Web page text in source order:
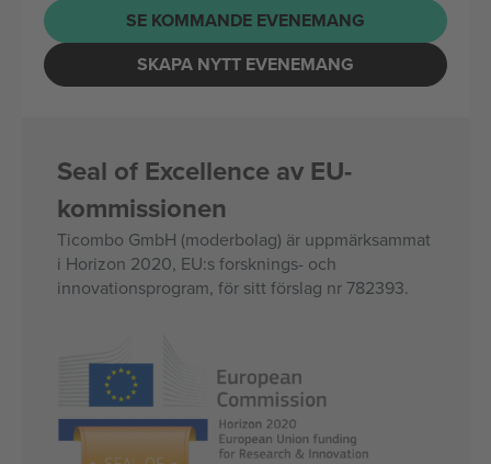
SE KOMMANDE EVENEMANG
SKAPA NYTT EVENEMANG
Seal of Excellence av EU-
kommissionen
Ticombo GmbH (moderbolag) är uppmärksammat
i Horizon 2020, EU:s forsknings- och
innovationsprogram, för sitt förslag nr 782393.